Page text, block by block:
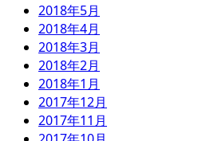
2018年5月
2018年4月
2018年3月
2018年2月
2018年1月
2017年12月
2017年11月